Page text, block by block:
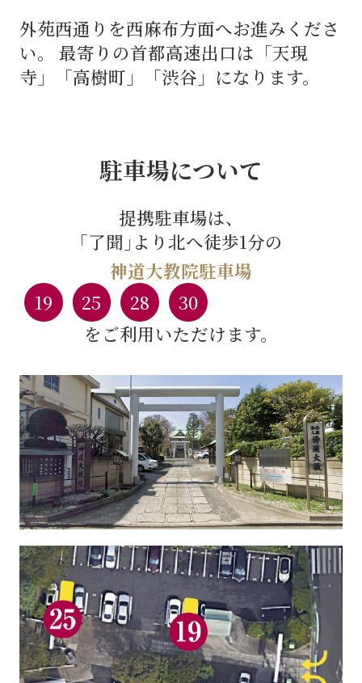
外苑西通りを西麻布方面へお進みくださ
い。
最寄りの首都高速出口は「天現
寺」「高樹町」「渋谷」になります。
駐車場について
提携駐車場は、
｢了聞｣より北へ徒歩1分の
神道大教院駐車場
19
25 28
30
をご利用いただけます。